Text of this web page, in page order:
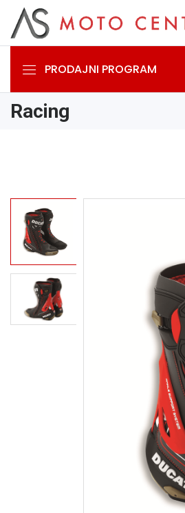
PRODAJNI PROGRAM
Racing